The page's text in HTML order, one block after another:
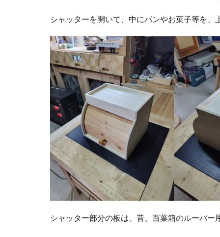
シャッターを開いて、中にパンやお菓子等を
シャッター部分の板は、昔、百葉箱のルーバ